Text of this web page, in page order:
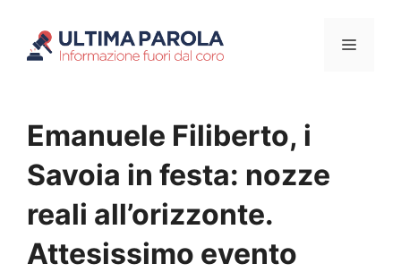
Menu
Emanuele Filiberto, i
Savoia in festa: nozze
reali all’orizzonte.
Attesissimo evento